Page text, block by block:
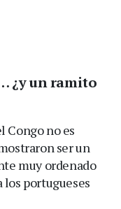
¿y un ramito
Congo no es
ser un
muy ordenado
los portugueses